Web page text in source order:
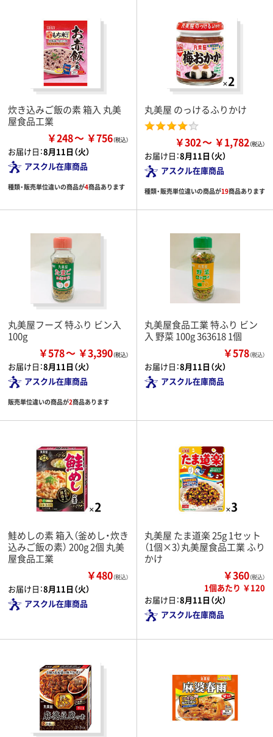
炊き込みご飯の素 箱入 丸美
屋食品工業
￥248 ￥756
お届け日：8月11日（火）
アスクル在庫商品
種類・販売単位違いの商品が4商品あります
丸美屋 のっけるふりかけ
￥302 ￥1,782
お届け日：8月11日（火）
アスクル在庫商品
種類・販売単位違いの商品が19商品あります
丸美屋フーズ 特ふり ビン入
100g
￥578 ￥3,390
お届け日：8月11日（火）
アスクル在庫商品
販売単位違いの商品が2商品あります
丸美屋食品工業 特ふり ビン
入 野菜 100g 363618 1個
￥578（税込）
お届け日：8月11日（火）
アスクル在庫商品
鮭めしの素 箱入（釜めし・炊き
込みご飯の素） 200g 2個 丸美
屋食品工業
￥480（税込）
お届け日：8月11日（火）
アスクル在庫商品
丸美屋 たま道楽 25g 1セット
（1個×3）丸美屋食品工業 ふり
かけ
￥360（税込）
1個あたり ￥120
お届け日：8月11日（火）
アスクル在庫商品